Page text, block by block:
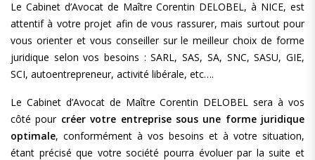
Le Cabinet d’Avocat de Maître Corentin DELOBEL, à NICE, est
attentif à votre projet afin de vous rassurer, mais surtout pour
vous orienter et vous conseiller sur le meilleur choix de forme
juridique selon vos besoins : SARL, SAS, SA, SNC, SASU, GIE,
SCI, autoentrepreneur, activité libérale, etc….
Le Cabinet d’Avocat de Maître Corentin DELOBEL sera à vos
côté pour créer votre entreprise sous une forme juridique
optimale, conformément à vos besoins et à votre situation,
étant précisé que votre société pourra évoluer par la suite et